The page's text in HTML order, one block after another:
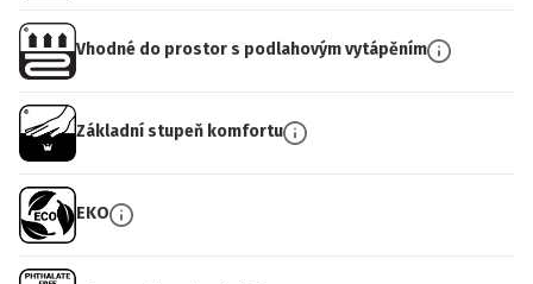
Vhodné do prostor s podlahovým vytápěním
Základní stupeň komfortu
EKO